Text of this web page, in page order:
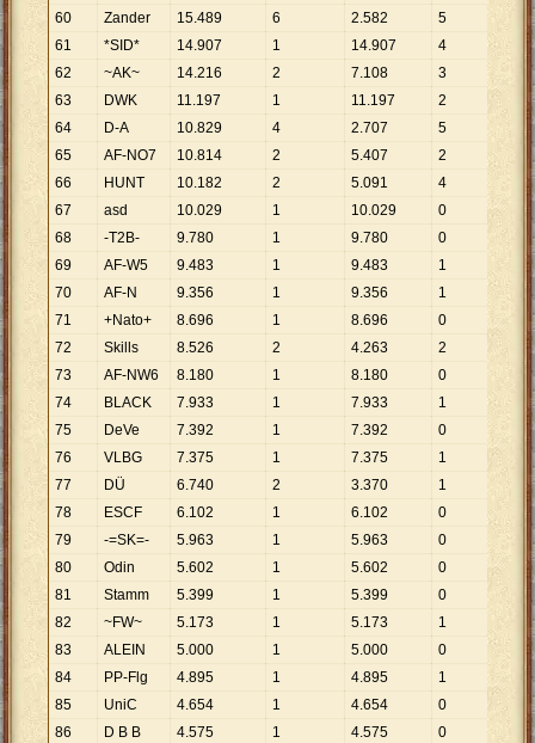
60
Zander 15.489 6 2.582 5
098
61
*SID* 14.907 1 14.907 4 3. 727
62
~AK~ 14.216 2 7.108 3 4
63
DWK 11.197 1 11.197 2
599
64
D-A 10.829 4 2.707 5 .166
65
AF-NO7 10.814 2 5.407 2
66
HUNT 10.182 2 5.091 4 . 546
67
asd 10.029 1 10.029
0
68
-T2B- 9.780 1 9.780
0
69
AF-W5 9.483 1 9.483 1
483
70
AF-N 9.356 1 9.356 1 9.
71
+Nato+ 8.696 1 8.696
0
72
Skills 8.526 2 4.263 2
263
73
AF-NW6 8.180 1 8.180
0
74
BLACK 7.933 1 7.933 1
933
75
DeVe 7.392 1 7.392
0
76
VLBG 7.375 1 7.375 1
77
DÜ 6.740 2 3.370 1 .740
78
ESCF 6.102 1 6.102
0
79
-=SK=- 5.963 1 5.963
0
80
Odin 5.602 1 5.602
0
81
Stamm 5.399 1 5.399
0
82
~FW~ 5.173 1 5.173 1
173
83
ALEIN 5.000 1 5.000
0
84
PP-Flg 4.895 1 4.895 1 .
895
85
UniC 4.654 1 4.654
0
86
D B B 4.575 1 4.575
0